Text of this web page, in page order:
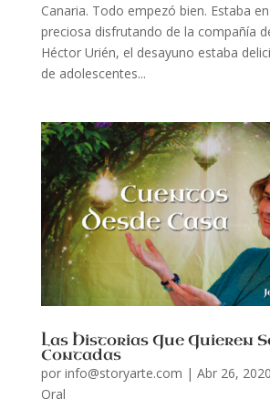
Canaria. Todo empezó bien. Estaba
preciosa disfrutando de la compañía
Héctor Urién, el desayuno estaba
de adolescentes...
Las Historias Que Quieren
Contadas
por info@storyarte.com | Abr 26, 2020
Oral